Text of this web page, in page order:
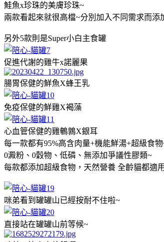
鮭魚x珍珠的美膚珍珠~
兩款看起來就很高檔~分別加入不同需求而
另外5款則是Super小白主食罐
促進代謝的雞牛x諾麗果
腸胃保健的鮮魚X蜂王乳
免疫保健的鮮雞X褐藻
心血管保健的雞鵪鶉X銀耳
每一款都有95%高含肉量+機能鮮湯+超級食
0澱粉、0穀物、低磷、無添加爭議性膠類~
每款都添加超級食物，天然營養 全齡貓都適
咪弟看到罐罐山已經按耐不住啦~
直接站在罐罐山前等候~